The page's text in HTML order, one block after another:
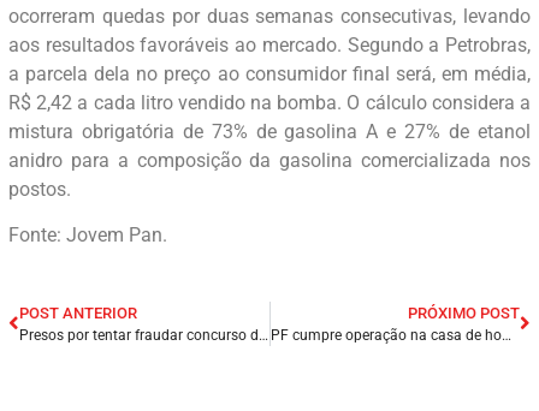
ocorreram quedas por duas semanas consecutivas, levando
aos resultados favoráveis ao mercado. Segundo a Petrobras,
a parcela dela no preço ao consumidor final será, em média,
R$ 2,42 a cada litro vendido na bomba. O cálculo considera a
mistura obrigatória de 73% de gasolina A e 27% de etanol
anidro para a composição da gasolina comercializada nos
postos.
Fonte: Jovem Pan.
POST ANTERIOR
Presos por tentar fraudar concurso da PM no Ceará pagariam R$ 20 mil em caso de aprovação.
PRÓXIMO POST
PF cumpre operação na casa de homem que quebrou relógio no Palácio do Planalto.